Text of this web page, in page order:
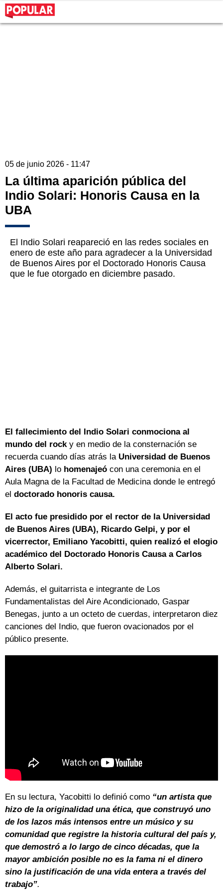
05 de junio 2026 - 11:47
La última aparición pública del
Indio Solari: Honoris Causa en la
UBA
El Indio Solari reapareció en las redes sociales en
enero de este año para agradecer a la Universidad
de Buenos Aires por el Doctorado Honoris Causa
que le fue otorgado en diciembre pasado.
El fallecimiento del Indio Solari conmociona al
mundo del rock y en medio de la consternación se
recuerda cuando días atrás la Universidad de Buenos
Aires (UBA) lo homenajeó con una ceremonia en el
Aula Magna de la Facultad de Medicina donde le entregó
el doctorado honoris causa.
El acto fue presidido por el rector de la Universidad
de Buenos Aires (UBA), Ricardo Gelpi, y por el
vicerrector, Emiliano Yacobitti, quien realizó el elogio
académico del Doctorado Honoris Causa a Carlos
Alberto Solari.
Además, el guitarrista e integrante de Los
Fundamentalistas del Aire Acondicionado, Gaspar
Benegas, junto a un octeto de cuerdas, interpretaron diez
canciones del Indio, que fueron ovacionados por el
público presente.
En su lectura, Yacobitti lo definió como “un artista que
hizo de la originalidad una ética, que construyó uno
de los lazos más intensos entre un músico y su
comunidad que registre la historia cultural del país y,
que demostró a lo largo de cinco décadas, que la
mayor ambición posible no es la fama ni el dinero
sino la justificación de una vida entera a través del
trabajo”.